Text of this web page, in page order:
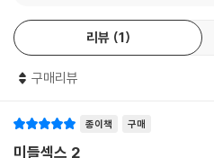
“그러나 정반대의 문화권도 있어. 나바
들이 있지. 버다치는 본래 생물학적 성
말해. 잘 기억해 둬, 칼. ‘성’은 생물학
그냥 바꾸면 돼. 그렇다고 그 사람을 모
하지. 버다치들은 부족의 샤먼이란다.
고향에서부터 시작된 오래된 악습인
가진 재산을 모두 날리고, 뇌일혈 발작
이민 문학에서 실어증은 본토 문화와
혼란으로 고통받는 이민자들이 겪게
초국가적 주체의 존재를 인정하지 않
열과 붕괴라는 비극적인 결말을 초래한
리뷰 1
구매리뷰
종이책 구매
미들섹스 2